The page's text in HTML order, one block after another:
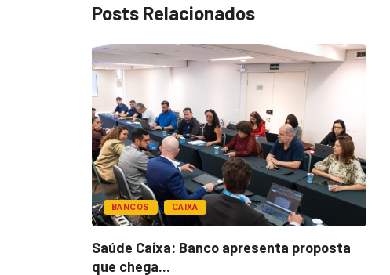
Posts Relacionados
BANCOS CAIXA
Saúde Caixa: Banco apresenta proposta
que chega...